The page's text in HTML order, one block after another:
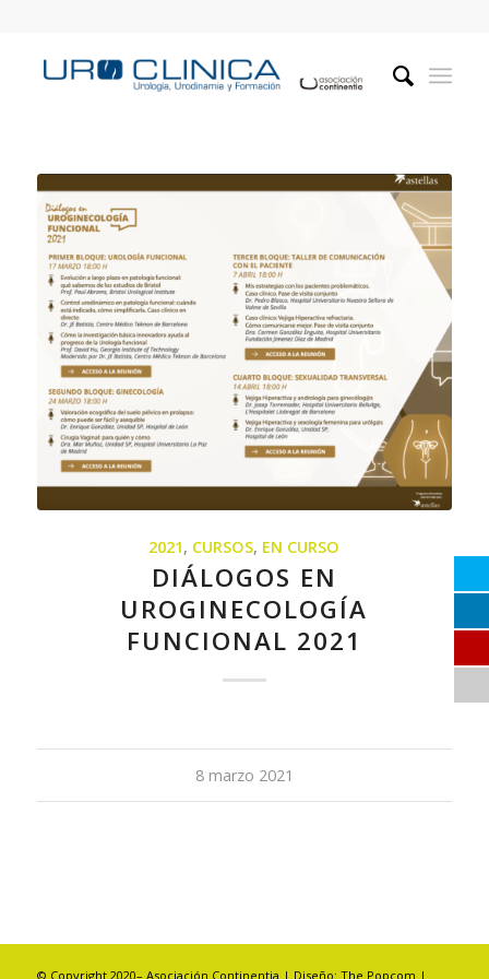
2021, CURSOS, EN CURSO
DIÁLOGOS EN
UROGINECOLOGÍA
FUNCIONAL 2021
8 marzo 2021
© Copyright 2020– Asociación Continentia | Diseño: The Popcom |